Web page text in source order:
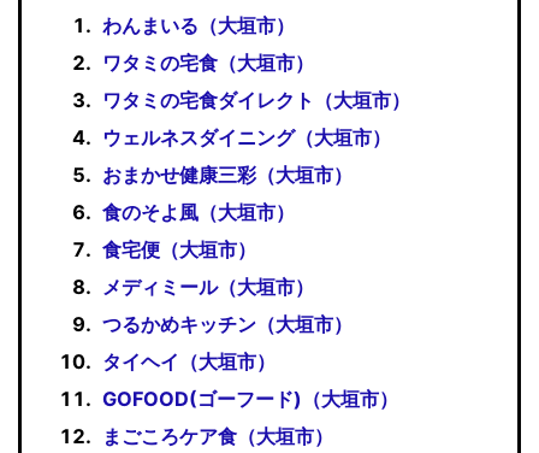
わんまいる（大垣市）
ワタミの宅食（大垣市）
ワタミの宅食ダイレクト（大垣市）
ウェルネスダイニング（大垣市）
おまかせ健康三彩（大垣市）
食のそよ風（大垣市）
食宅便（大垣市）
メディミール（大垣市）
つるかめキッチン（大垣市）
タイヘイ（大垣市）
GOFOOD(ゴーフード)（大垣市）
まごころケア食（大垣市）